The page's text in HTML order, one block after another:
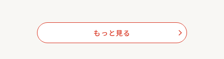
もっと見る arrow_forward_ios